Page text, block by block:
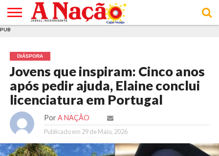
E DE
COOKIES
DE
UTILIZAÇÃO
PUB
DIÁSPORA
Jovens que inspiram: Cinco anos
após pedir ajuda, Elaine conclui
licenciatura em Portugal
Por A NAÇÃO
Publicado em 29 de Maio, 2026